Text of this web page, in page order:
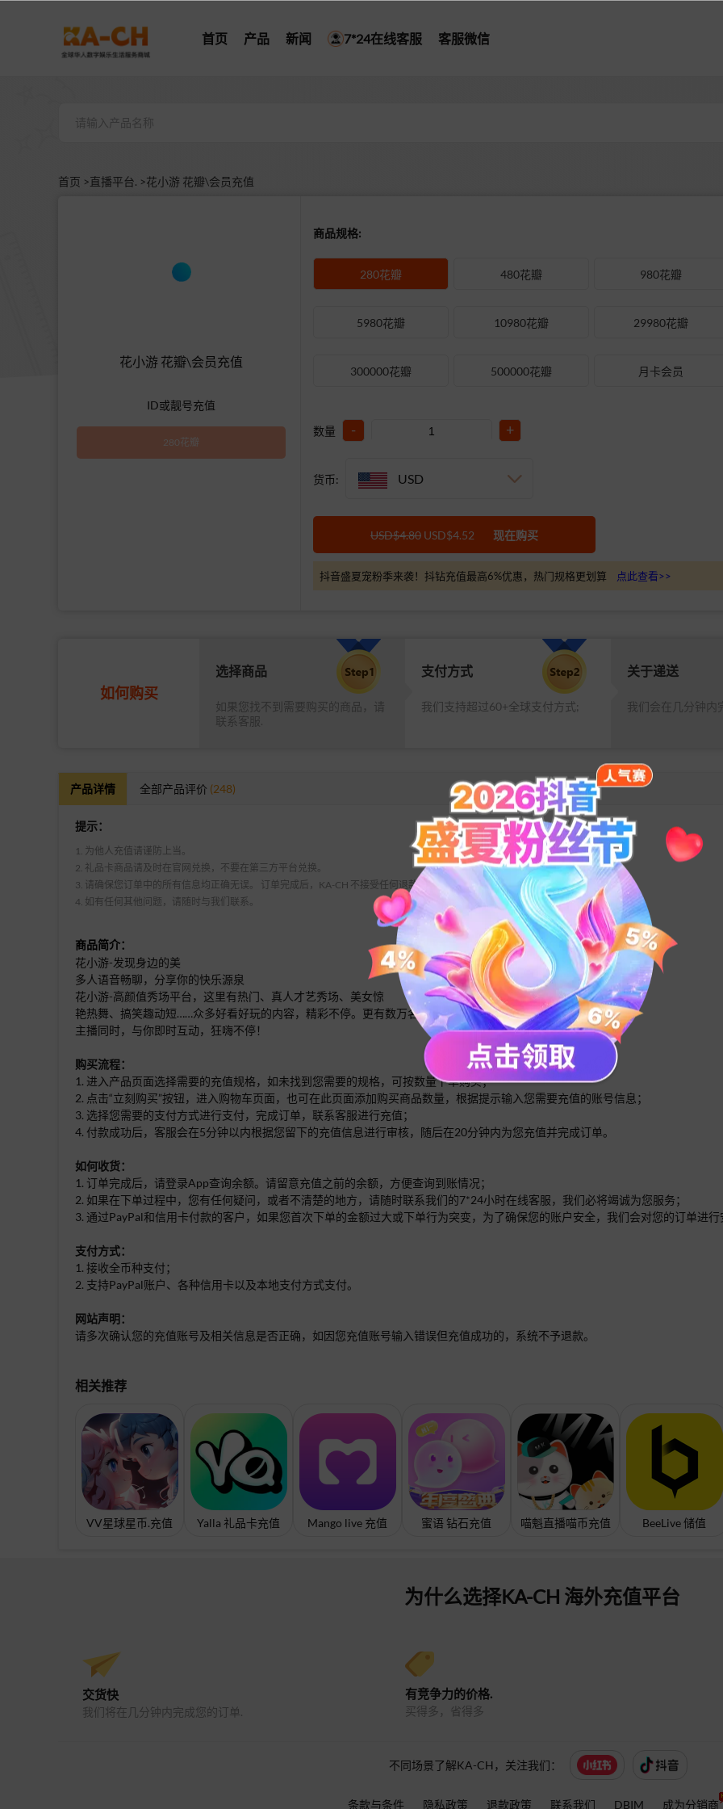
首页 产品 新闻 7*24在线客服 客服微信
首页 >直播平台. >花小游 花瓣\会员充值
花小游 花瓣\会员充值
ID或靓号充值
280花瓣
商品规格:
280花瓣 480花瓣 980花瓣
5980花瓣 10980花瓣 29980花瓣
300000花瓣 500000花瓣 月卡会员
数量 - +
货币: USD
USD$4.80 USD$4.52 现在购买
抖音盛夏宠粉季来袭！抖钻充值最高6%优惠，热门规格更划算 点此查看>>
如何购买
选择商品
如果您找不到需要购买的商品，请
联系客服.
支付方式
我们支持超过60+全球支付方式;
关于递送
我们会在几分钟内
产品详情 全部产品评价 (248)
提示：
1. 为他人充值请谨防上当。
2. 礼品卡商品请及时在官网兑换，不要在第三方平台兑换。
3. 请确保您订单中的所有信息均正确无误。 订单完成后，KA-CH 不接受任何退款请求。
4. 如有任何其他问题，请随时与我们联系。
商品简介：
花小游-发现身边的美
多人语音畅聊，分享你的快乐源泉
花小游-高颜值秀场平台，这里有热门、真人才艺秀场、美女惊
艳热舞、搞笑趣动短……众多好看好玩的内容，精彩不停。更有数万名
主播同时，与你即时互动，狂嗨不停！
购买流程：
1. 进入产品页面选择需要的充值规格，如未找到您需要的规格，可按数量下单购买；
2. 点击“立刻购买”按钮，进入购物车页面，也可在此页面添加购买商品数量，根据提示输入您需要充值的账号信息；
3. 选择您需要的支付方式进行支付，完成订单，联系客服进行充值；
4. 付款成功后，客服会在5分钟以内根据您留下的充值信息进行审核，随后在20分钟内为您充值并完成订单。
如何收货：
1. 订单完成后，请登录App查询余额。请留意充值之前的余额，方便查询到账情况；
2. 如果在下单过程中，您有任何疑问，或者不清楚的地方，请随时联系我们的7*24小时在线客服，我们必将竭诚为您服务；
3. 通过PayPal和信用卡付款的客户，如果您首次下单的金额过大或下单行为突变，为了确保您的账户安全，我们会对您的订单进
支付方式：
1. 接收全币种支付；
2. 支持PayPal账户、各种信用卡以及本地支付方式支付。
网站声明：
请多次确认您的充值账号及相关信息是否正确，如因您充值账号输入错误但充值成功的，系统不予退款。
相关推荐
VV星球星币.充值 Yalla 礼品卡充值 Mango live 充值 蜜语 钻石充值 喵魁直播喵币充值 BeeLive 储值
为什么选择KA-CH 海外充值平台
交货快
我们将在几分钟内完成您的订单.
有竞争力的价格.
买得多，省得多
不同场景了解KA-CH，关注我们：
条款与条件 隐私政策 退款政策 联系我们 DBIM 成为分销商